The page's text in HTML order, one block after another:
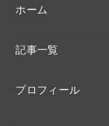
ホーム
記事一覧
プロフィール